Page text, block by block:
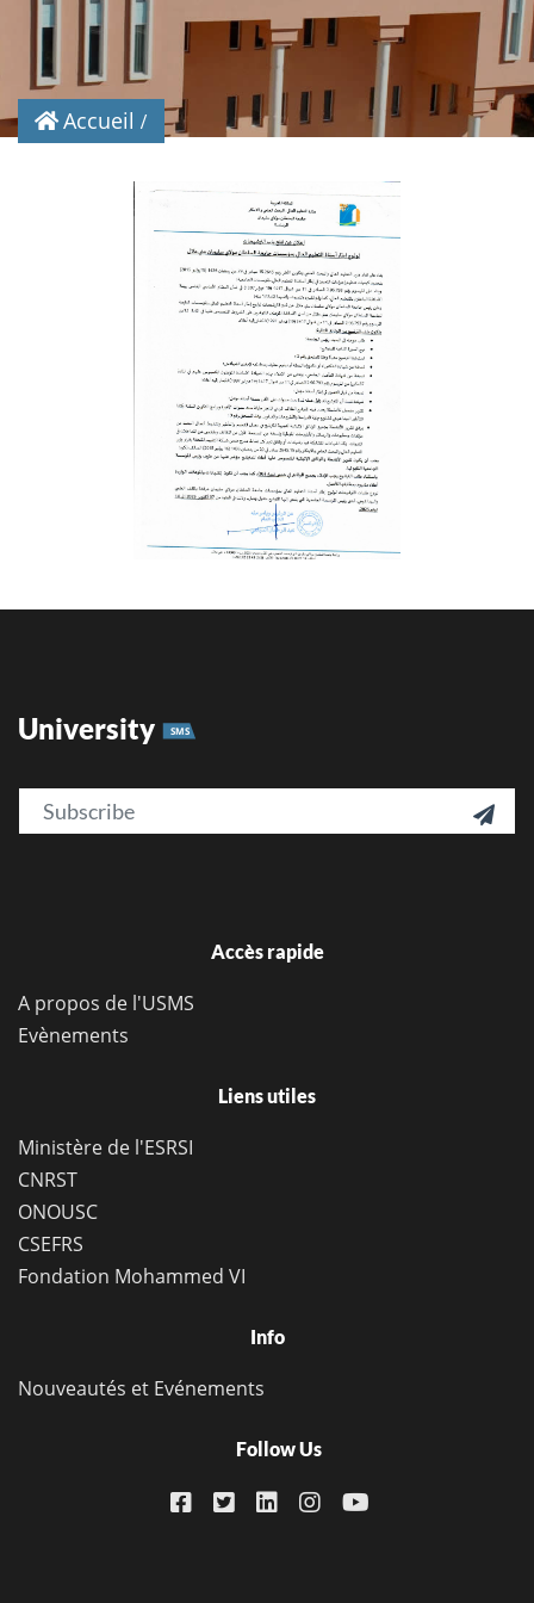
Accueil
University SMS
Email 
Accès rapide
A propos de l'USMS
Evènements
Liens utiles
Ministère de l'ESRSI
CNRST
ONOUSC
CSEFRS
Fondation Mohammed VI
Info
Nouveautés et Evénements
Follow Us